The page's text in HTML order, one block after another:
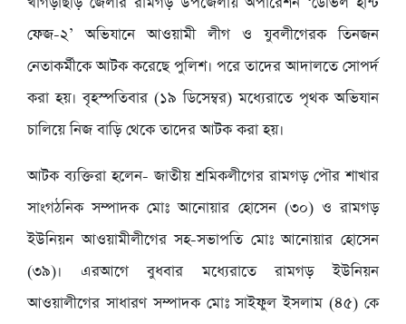
ফেজ-২’ অভিযানে আওয়ামী লীগ ও যুবলীগেরক তিনজন
নেতাকর্মীকে আটক করেছে পুলিশ। পরে তাদের আদালতে সোপর্দ
করা হয়। বৃহস্পতিবার (১৯ ডিসেম্বর) মধ্যেরাতে পৃথক অভিযান
চালিয়ে নিজ বাড়ি থেকে তাদের আটক করা হয়।
আটক ব্যক্তিরা হলেন- জাতীয় শ্রমিকলীগের রামগড় পৌর শাখার
সাংগঠনিক সম্পাদক মোঃ আনোয়ার হোসেন (৩০) ও রামগড়
ইউনিয়ন আওয়ামীলীগের সহ-সভাপতি মোঃ আনোয়ার হোসেন
(৩৯)। এরআগে বুধবার মধ্যেরাতে রামগড় ইউনিয়ন
আওয়ালীগের সাধারণ সম্পাদক মোঃ সাইফুল ইসলাম (৪৫) কে